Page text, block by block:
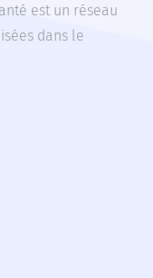
est un réseau
dans le